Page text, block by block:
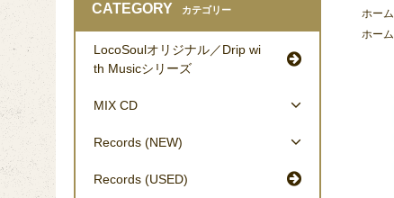
ホーム
ホーム
CATEGORY カテゴリー
LocoSoulオリジナル／Drip wi
th Musicシリーズ
MIX CD
Records (NEW)
Records (USED)